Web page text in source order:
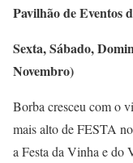
Pavilhão de Eventos
Sexta, Sábado,
Novembro)
Borba cresceu com o
mais alto de FESTA
a Festa da Vinha e do